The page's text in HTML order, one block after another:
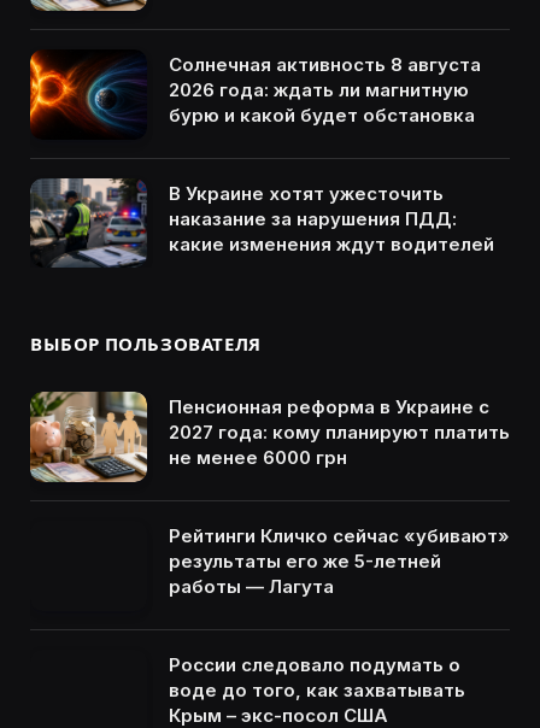
Солнечная активность 8 августа
2026 года: ждать ли магнитную
бурю и какой будет обстановка
В Украине хотят ужесточить
наказание за нарушения ПДД:
какие изменения ждут водителей
ВЫБОР ПОЛЬЗОВАТЕЛЯ
Пенсионная реформа в Украине с
2027 года: кому планируют платить
не менее 6000 грн
Рейтинги Кличко сейчас «убивают»
результаты его же 5-летней
работы — Лагута
России следовало подумать о
воде до того, как захватывать
Крым – экс-посол США